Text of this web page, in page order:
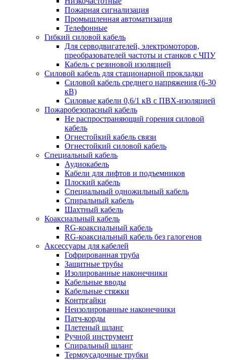
Пожарная сигнализация
Промышленная автоматизация
Телефонные
Гибкий силовой кабель
Для серводвигателей, электромоторов,
преобразователей частоты и станков с ЧПУ
Кабель с резиновой изоляцией
Силовой кабель для стационарной прокладки
Силовой кабель среднего напряжения (6-30
кВ)
Силовые кабели 0,6/1 кВ с ПВХ-изоляцией
Пожаробезопасный кабель
Не распространяющий горения силовой
кабель
Огнестойкий кабель связи
Огнестойкий силовой кабель
Специальный кабель
Аудиокабель
Кабели для лифтов и подъемников
Плоский кабель
Специальный одножильный кабель
Спиральный кабель
Шахтный кабель
Коаксиальный кабель
RG-коаксиальный кабель
RG-коаксиальный кабель без галогенов
Аксессуары для кабелей
Гофрированная труба
Защитные трубы
Изолированные наконечники
Кабельные вводы
Кабельные стяжки
Контргайки
Неизолированные наконечники
Патч-корды
Плетеный шланг
Ручной инструмент
Спиральный шланг
Термоусадочные трубки